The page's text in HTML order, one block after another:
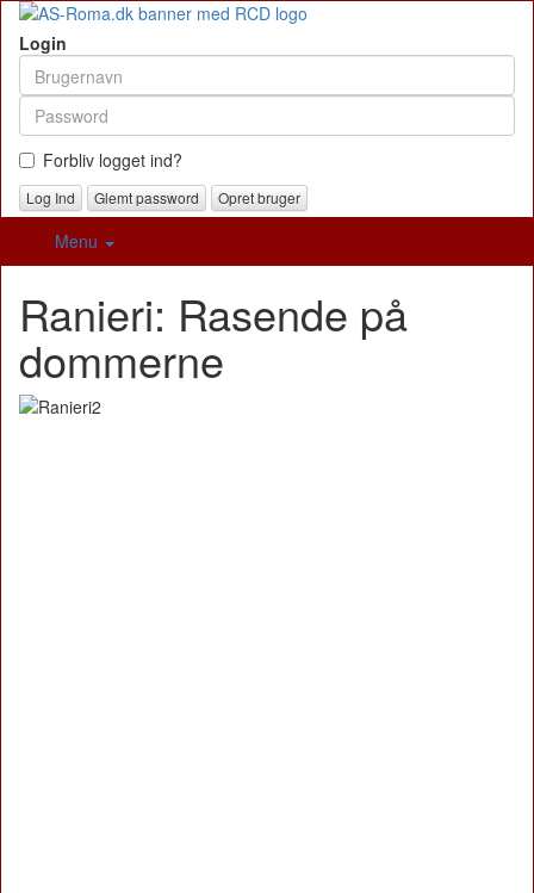
Login
Forbliv logget ind?
Glemt password Opret bruger
Menu
Ranieri: Rasende på
dommerne